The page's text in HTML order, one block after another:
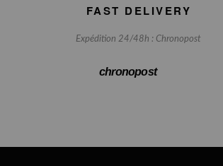
FAST DELIVERY
Expédition 24/48h : Chronopost
chronopost